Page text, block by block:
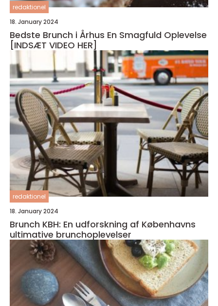
redaktionel
18. January 2024
Bedste Brunch i Århus En Smagfuld Oplevelse
[INDSÆT VIDEO HER]
redaktionel
18. January 2024
Brunch KBH: En udforskning af Københavns
ultimative brunchoplevelser